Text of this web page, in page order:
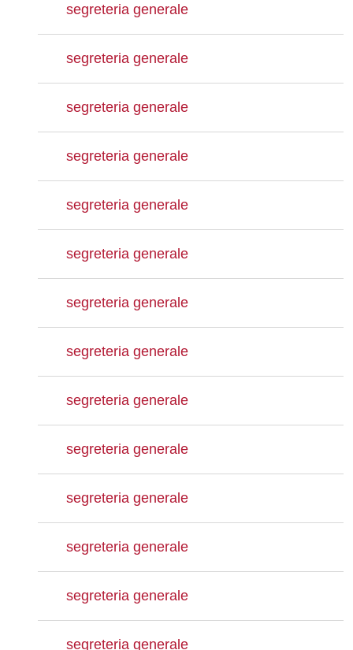
segreteria generale
segreteria generale
segreteria generale
segreteria generale
segreteria generale
segreteria generale
segreteria generale
segreteria generale
segreteria generale
segreteria generale
segreteria generale
segreteria generale
segreteria generale
segreteria generale